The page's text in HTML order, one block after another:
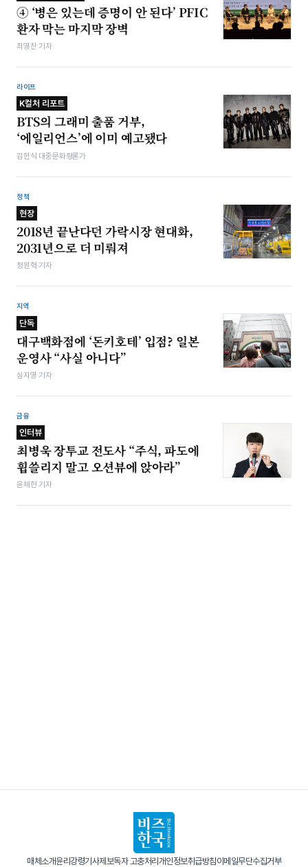
④ ‘병은 있는데 증명이 안 된다’ PFIC
환자 막는 마지막 장벽
최영찬 기자
라이프
K컬처 리포트
BTS의 그래미 출품 거부,
‘에일리언스’에 이미 예고됐다
김헌식 대중문화평론가
정책
현장
2018년 끝난다던 가락시장 현대화,
2031년으로 더 미뤄져
정원혁 기자
지역
단독
대구백화점에 ‘돈키호테’ 입점? 일본
운영사 “사실 아니다”
심지영 기자
금융
인터뷰
최병욱 장투교 전도사 “주식, 파도에
휩쓸리지 말고 오션뷰에 앉아라”
윤채현 기자
매체소개윤리강령기사제보독자 고충처리 개인정보취급방침이메일무단수집거부